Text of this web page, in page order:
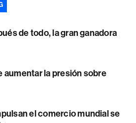
de todo, la gran ganadora
aumentar la presión sobre
el comercio mundial se